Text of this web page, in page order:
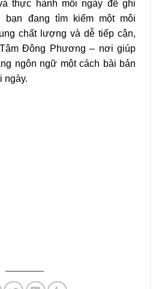
thực hành mỗi ngày để ghi
đang tìm kiếm một môi
chất lượng và dễ tiếp cận,
Đông Phương – nơi giúp
ngôn ngữ một cách bài bản
ngày.